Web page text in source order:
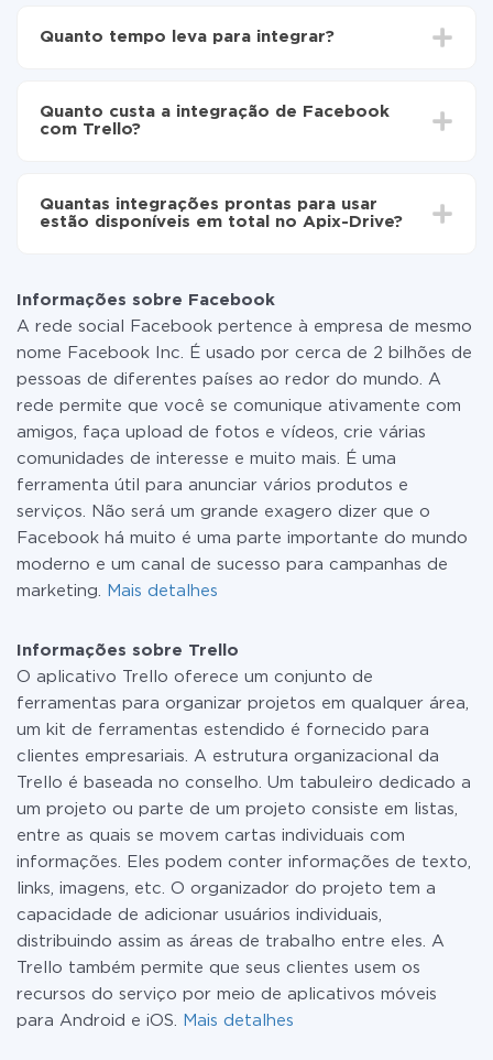
Trello
automaticamente de Facebook para Trello
Quanto tempo leva para integrar?
30 minutos. Em média, a configuração leva de 10 a 15
minutos.
Quanto custa a integração de Facebook
com Trello?
as tarifas. Você paga apenas pela quantidade de
dados que é realmente transferida de um de seus
ou mudar para um de pago, se necessário. Mais
detalhes sobretarifas.
Quantas integrações prontas para usar
estão disponíveis em total no Apix-Drive?
Informações sobre Facebook
A rede social Facebook pertence à empresa de mesmo
nome Facebook Inc. É usado por cerca de 2 bilhões de
pessoas de diferentes países ao redor do mundo. A
rede permite que você se comunique ativamente com
amigos, faça upload de fotos e vídeos, crie várias
comunidades de interesse e muito mais. É uma
ferramenta útil para anunciar vários produtos e
serviços. Não será um grande exagero dizer que o
Facebook há muito é uma parte importante do mundo
moderno e um canal de sucesso para campanhas de
marketing.
Mais detalhes
Informações sobre Trello
O aplicativo Trello oferece um conjunto de
ferramentas para organizar projetos em qualquer área,
um kit de ferramentas estendido é fornecido para
clientes empresariais. A estrutura organizacional da
Trello é baseada no conselho. Um tabuleiro dedicado a
um projeto ou parte de um projeto consiste em listas,
entre as quais se movem cartas individuais com
informações. Eles podem conter informações de texto,
links, imagens, etc. O organizador do projeto tem a
capacidade de adicionar usuários individuais,
distribuindo assim as áreas de trabalho entre eles. A
Trello também permite que seus clientes usem os
recursos do serviço por meio de aplicativos móveis
para Android e iOS.
Mais detalhes